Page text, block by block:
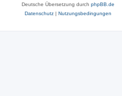
Deutsche Übersetzung durch phpBB.de
Datenschutz
Nutzungsbedingungen